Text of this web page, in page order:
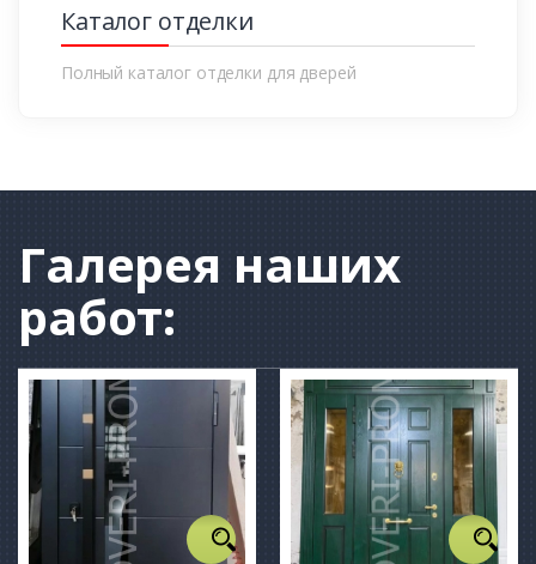
Каталог отделки
Полный каталог отделки для дверей
Галерея наших
работ: